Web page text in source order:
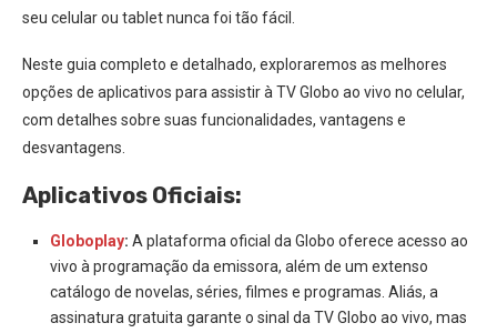
seu celular ou tablet nunca foi tão fácil.
Neste guia completo e detalhado, exploraremos as melhores
opções de aplicativos para assistir à TV Globo ao vivo no celular,
com detalhes sobre suas funcionalidades, vantagens e
desvantagens.
Aplicativos Oficiais:
Globoplay: A plataforma oficial da Globo oferece acesso ao
vivo à programação da emissora, além de um extenso
catálogo de novelas, séries, filmes e programas. Aliás, a
assinatura gratuita garante o sinal da TV Globo ao vivo, mas